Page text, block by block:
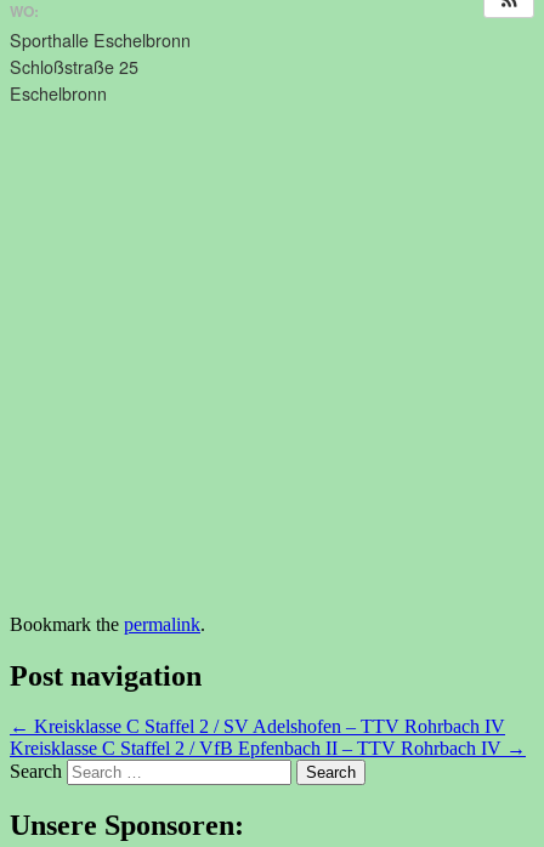
WO:
Sporthalle Eschelbronn
Schloßstraße 25
Eschelbronn
Bookmark the permalink.
Post navigation
← Kreisklasse C Staffel 2 / SV Adelshofen – TTV Rohrbach IV
Kreisklasse C Staffel 2 / VfB Epfenbach II – TTV Rohrbach IV →
Search
Unsere Sponsoren: